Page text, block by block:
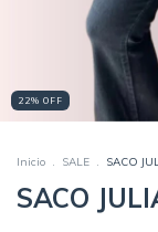
22% OFF
Inicio . SALE . SACO
SACO